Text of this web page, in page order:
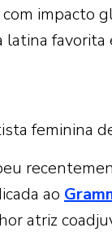
com impacto
favorita
feminina
ao
atriz